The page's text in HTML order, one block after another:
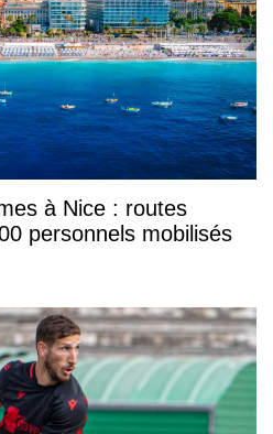
à Nice : routes
personnels mobilisés